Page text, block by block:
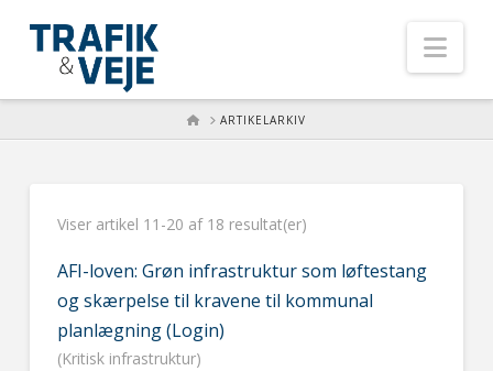
HOMEARTIKELARKIV
Viser artikel 11-20 af 18 resultat(er)
AFI-loven: Grøn infrastruktur som løftestang
og skærpelse til kravene til kommunal
planlægning (Login)
(Kritisk infrastruktur)